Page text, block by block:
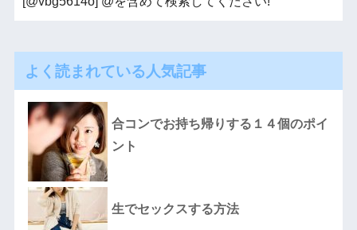
よく読まれている人気記事
合コンでお持ち帰りする１４個のポイ
ント
生でセックスする方法